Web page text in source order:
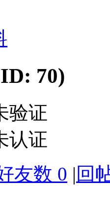
70)
验证
认证
友数 0 | 回